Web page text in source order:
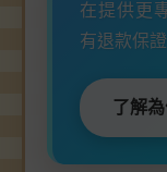
在提供更
有退款保
了解